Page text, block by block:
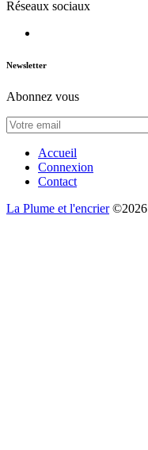
Réseaux sociaux
Newsletter
Abonnez vous
Accueil
Connexion
Contact
La Plume et l'encrier©2026